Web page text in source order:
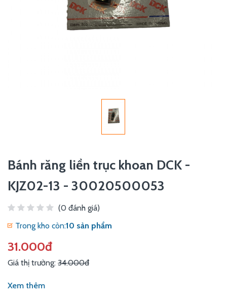
Bánh răng liền trục khoan DCK -
KJZ02-13 - 30020500053
(0 đánh giá)
Trong kho còn:10 sản phẩm
31.000đ
Giá thị trường: 34.000đ
Xem thêm